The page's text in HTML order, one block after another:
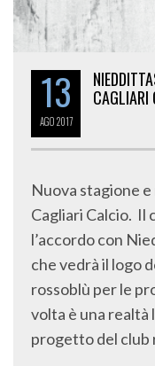
13
AGO2017
CAGLIARI
Nuova stagione
Cagliari Calcio. Il
l’accordo con
che vedrà il logo
rossoblù per le
volta è una realtà
progetto del club